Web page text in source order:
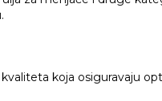
koja osiguravaju